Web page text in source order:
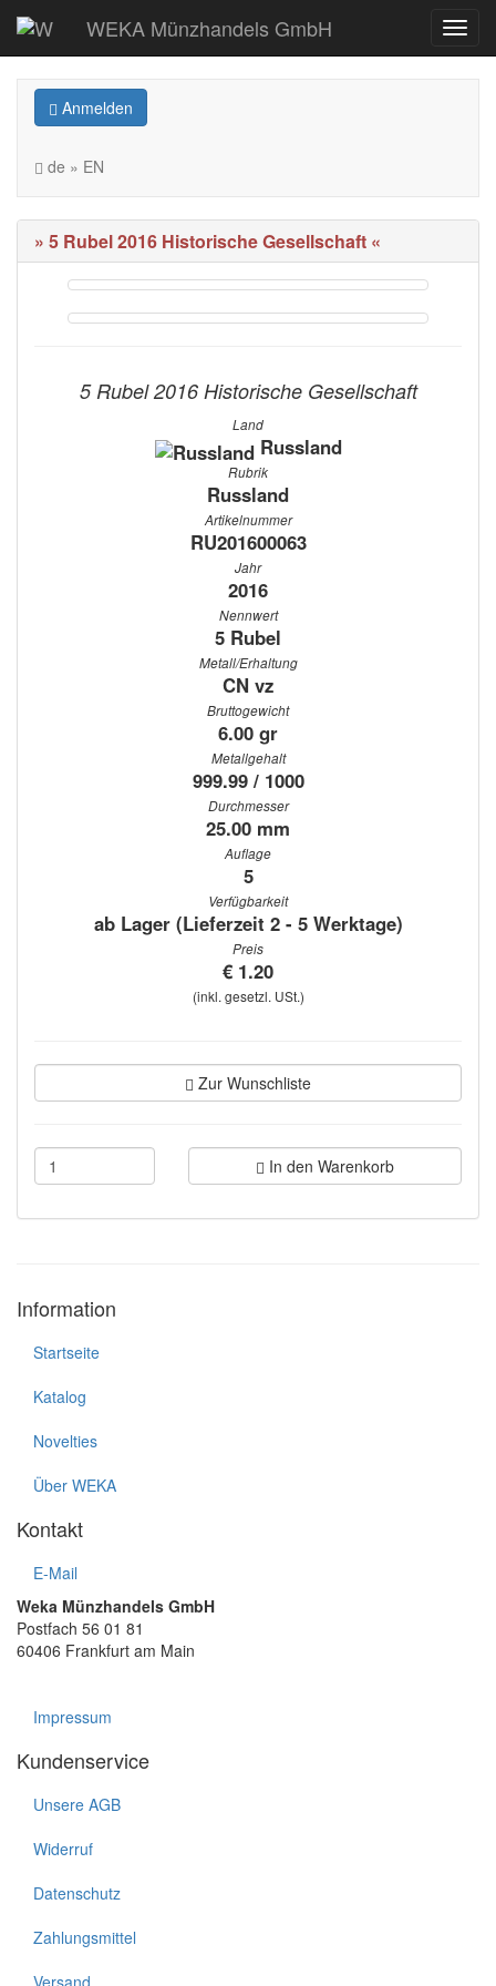
WEKA Münzhandels GmbH
Anmelden
de » EN
» 5 Rubel 2016 Historische Gesellschaft «
5 Rubel 2016 Historische Gesellschaft
Land
Russland
Rubrik
Russland
Artikelnummer
RU201600063
Jahr
2016
Nennwert
5 Rubel
Metall/Erhaltung
CN vz
Bruttogewicht
6.00 gr
Metallgehalt
999.99 / 1000
Durchmesser
25.00 mm
Auflage
5
Verfügbarkeit
ab Lager (Lieferzeit 2 - 5 Werktage)
Preis
€ 1.20
(inkl. gesetzl. USt.)
Zur Wunschliste
In den Warenkorb
Information
Startseite
Katalog
Novelties
Über WEKA
Kontakt
E-Mail
Weka Münzhandels GmbH
Postfach 56 01 81
60406 Frankfurt am Main
Impressum
Kundenservice
Unsere AGB
Widerruf
Datenschutz
Zahlungsmittel
Versand